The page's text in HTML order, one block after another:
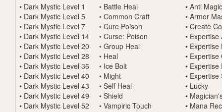
• Dark Mystic Level 1
• Dark Mystic Level 5
• Dark Mystic Level 7
• Dark Mystic Level 14
• Dark Mystic Level 20
• Dark Mystic Level 28
• Dark Mystic Level 36
• Dark Mystic Level 40
• Dark Mystic Level 43
• Dark Mystic Level 49
• Dark Mystic Level 52
• Battle Heal
• Common Craft
• Cure Poison
• Curse: Poison
• Group Heal
• Heal
• Ice Bolt
• Might
• Self Heal
• Shield
• Vampiric Touch
• Anti Magic
• Armor
• Create
• Expertise
• Expertise
• Expertise
• Expertise
• Expertise
• Lucky
•
• Mana